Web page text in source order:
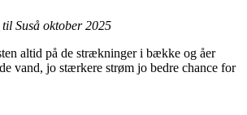
Suså oktober 2025
altid på de strækninger i bække og åer
vand, jo stærkere strøm jo bedre chance for